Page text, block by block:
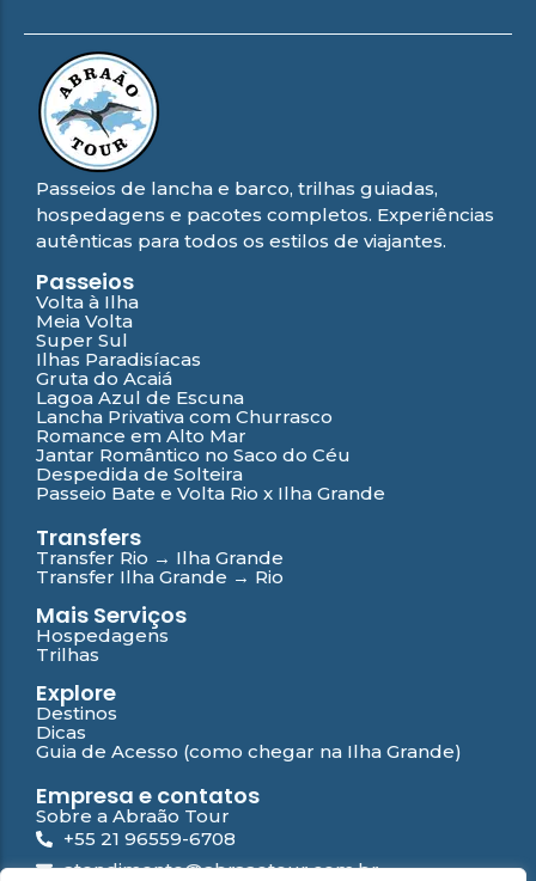
Passeios de lancha e barco, trilhas guiadas,
hospedagens e pacotes completos. Experiências
autênticas para todos os estilos de viajantes.
Passeios
Volta à Ilha
Meia Volta
Super Sul
Ilhas Paradisíacas
Gruta do Acaiá
Lagoa Azul de Escuna
Lancha Privativa com Churrasco
Romance em Alto Mar
Jantar Romântico no Saco do Céu
Despedida de Solteira
Passeio Bate e Volta Rio x Ilha Grande
Transfers
Transfer Rio → Ilha Grande
Transfer Ilha Grande → Rio
Mais Serviços
Hospedagens
Trilhas
Explore
Destinos
Dicas
Guia de Acesso (como chegar na Ilha Grande)
Empresa e contatos
Sobre a Abraão Tour
+55 21 96559-6708
atendimento@abraaotour.com.br